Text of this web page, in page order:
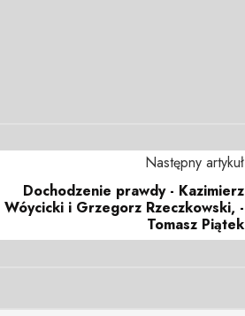
Następny artykuł
Dochodzenie prawdy - Kazimierz
Wóycicki i Grzegorz Rzeczkowski, -
Tomasz Piątek